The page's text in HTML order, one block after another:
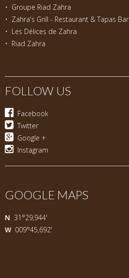
• Groupe Riad Zahra
• Zahra's Grill - Restaurant & Tapas Bar
• Les Délices de Zahra
• Riad Zahra
FOLLOW US
Facebook
Twitter
Google +
Instagram
GOOGLE MAPS
N 31°29,944'
W 009°45,692'